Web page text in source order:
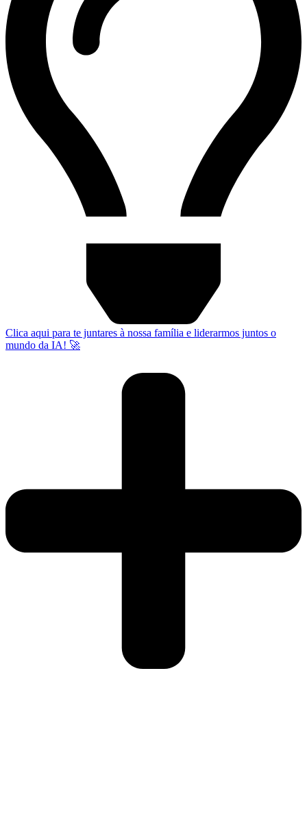
Clica aqui para te juntares à nossa família e liderarmos juntos o
mundo da IA! 🚀